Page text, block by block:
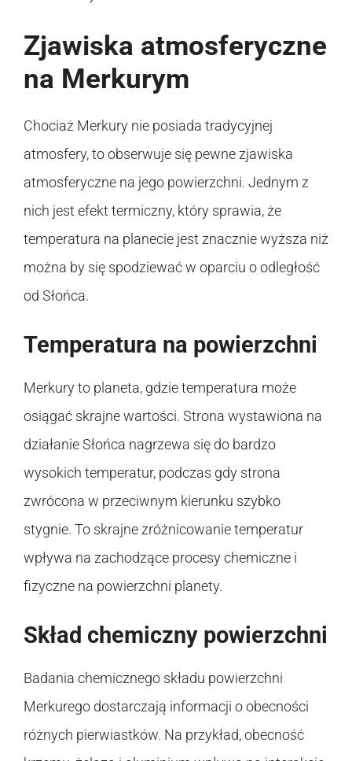
Zjawiska atmosferyczne
na Merkurym
Chociaż Merkury nie posiada tradycyjnej
atmosfery, to obserwuje się pewne zjawiska
atmosferyczne na jego powierzchni. Jednym z
nich jest efekt termiczny, który sprawia, że
temperatura na planecie jest znacznie wyższa niż
można by się spodziewać w oparciu o odległość
od Słońca.
Temperatura na powierzchni
Merkury to planeta, gdzie temperatura może
osiągać skrajne wartości. Strona wystawiona na
działanie Słońca nagrzewa się do bardzo
wysokich temperatur, podczas gdy strona
zwrócona w przeciwnym kierunku szybko
stygnie. To skrajne zróżnicowanie temperatur
wpływa na zachodzące procesy chemiczne i
fizyczne na powierzchni planety.
Skład chemiczny powierzchni
Badania chemicznego składu powierzchni
Merkurego dostarczają informacji o obecności
różnych pierwiastków. Na przykład, obecność